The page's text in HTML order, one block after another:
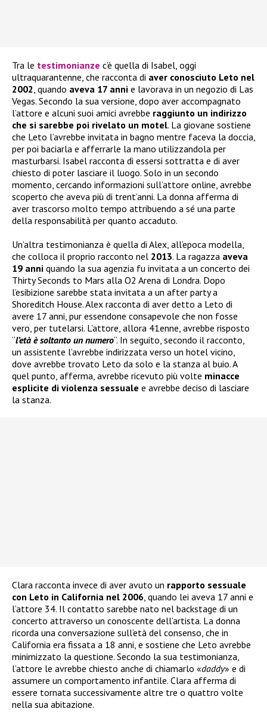
Tra le testimonianze c’è quella di Isabel, oggi
ultraquarantenne, che racconta di aver conosciuto Leto nel
2002 , quando aveva 17 anni e lavorava in un negozio di Las
Vegas. Secondo la sua versione, dopo aver accompagnato
l’attore e alcuni suoi amici avrebbe raggiunto un indirizzo
che si sarebbe poi rivelato un motel. La giovane sostiene
che Leto l’avrebbe invitata in bagno mentre faceva la doccia,
per poi baciarla e afferrarle la mano utilizzandola per
masturbarsi. Isabel racconta di essersi sottratta e di aver
chiesto di poter lasciare il luogo. Solo in un secondo
momento, cercando informazioni sull’attore online, avrebbe
scoperto che aveva più di trent’anni. La donna afferma di
aver trascorso molto tempo attribuendo a sé una parte
della responsabilità per quanto accaduto.
Un’altra testimonianza è quella di Alex, all’epoca modella,
che colloca il proprio racconto nel 2013. La ragazza aveva
19 anni quando la sua agenzia fu invitata a un concerto dei
Thirty Seconds to Mars alla O2 Arena di Londra. Dopo
l’esibizione sarebbe stata invitata a un after party a
Shoreditch House. Alex racconta di aver detto a Leto di
avere 17 anni, pur essendone consapevole che non fosse
vero, per tutelarsi. L’attore, allora 41enne, avrebbe risposto
“l’età è soltanto un numero“. In seguito, secondo il racconto,
un assistente l’avrebbe indirizzata verso un hotel vicino,
dove avrebbe trovato Leto da solo e la stanza al buio. A
quel punto, afferma, avrebbe ricevuto più volte minacce
esplicite di violenza sessuale e avrebbe deciso di lasciare
la stanza.
Clara racconta invece di aver avuto un rapporto sessuale
con Leto in California nel 2006 , quando lei aveva 17 anni e
l’attore 34. Il contatto sarebbe nato nel backstage di un
concerto attraverso un conoscente dell’artista. La donna
ricorda una conversazione sull’età del consenso, che in
California era fissata a 18 anni, e sostiene che Leto avrebbe
minimizzato la questione. Secondo la sua testimonianza,
l’attore le avrebbe chiesto anche di chiamarlo «daddy» e di
assumere un comportamento infantile. Clara afferma di
essere tornata successivamente altre tre o quattro volte
nella sua abitazione.